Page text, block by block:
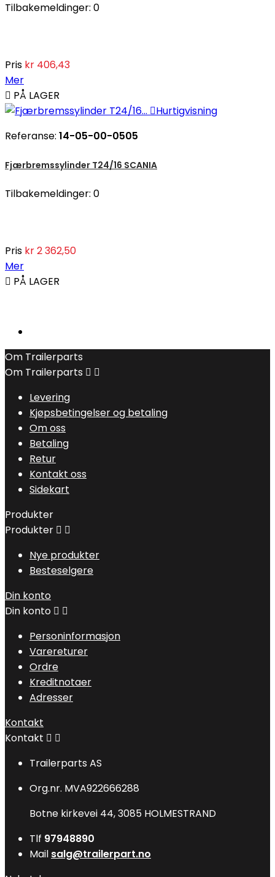
Tilbakemeldinger: 0
Pris kr 406,43
Mer
 PÅ LAGER
Hurtigvisning
Referanse: 14-05-00-0505
Fjærbremssylinder T24/16 SCANIA
Tilbakemeldinger: 0
Pris kr 2 362,50
Mer
 PÅ LAGER
Om Trailerparts
Om Trailerparts  
Levering
Kjøpsbetingelser og betaling
Om oss
Betaling
Retur
Kontakt oss
Sidekart
Produkter
Produkter  
Nye produkter
Besteselgere
Din konto
Din konto  
Personinformasjon
Varereturer
Ordre
Kreditnotaer
Adresser
Kontakt
Kontakt  
Trailerparts AS
Org.nr. MVA922666288
Botne kirkevei 44, 3085 HOLMESTRAND
Tlf 97948890
Mail salg@trailerpart.no